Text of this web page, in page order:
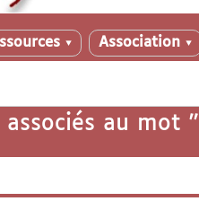
▼ Association ▼
au mot "